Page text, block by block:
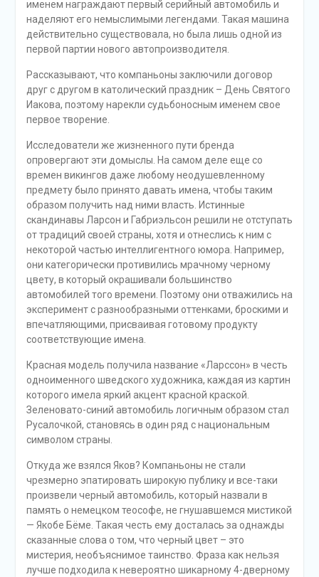
именем награждают первый серийный автомобиль и
наделяют его немыслимыми легендами. Такая машина
действительно существовала, но была лишь одной из
первой партии нового автопроизводителя.
Рассказывают, что компаньоны заключили договор
друг с другом в католический праздник – День Святого
Иакова, поэтому нарекли судьбоносным именем свое
первое творение.
Исследователи же жизненного пути бренда
опровергают эти домыслы. На самом деле еще со
времен викингов даже любому неодушевленному
предмету было принято давать имена, чтобы таким
образом получить над ними власть. Истинные
скандинавы Ларсон и Габриэльсон решили не отступать
от традиций своей страны, хотя и отнеслись к ним с
некоторой частью интеллигентного юмора. Например,
они категорически противились мрачному черному
цвету, в который окрашивали большинство
автомобилей того времени. Поэтому они отважились на
эксперимент с разнообразными оттенками, броскими и
впечатляющими, присваивая готовому продукту
соответствующие имена.
Красная модель получила название «Ларссон» в честь
одноименного шведского художника, каждая из картин
которого имела яркий акцент красной краской.
Зеленовато-синий автомобиль логичным образом стал
Русалочкой, становясь в один ряд с национальным
символом страны.
Откуда же взялся Яков? Компаньоны не стали
чрезмерно эпатировать широкую публику и все-таки
произвели черный автомобиль, который назвали в
память о немецком теософе, не гнушавшемся мистикой
— Якобе Бёме. Такая честь ему досталась за однажды
сказанные слова о том, что черный цвет – это
мистерия, необъяснимое таинство. Фраза как нельзя
лучше подходила к невероятно шикарному 4-дверному